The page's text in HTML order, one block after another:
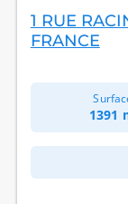
1 RUE
FRANCE
1391